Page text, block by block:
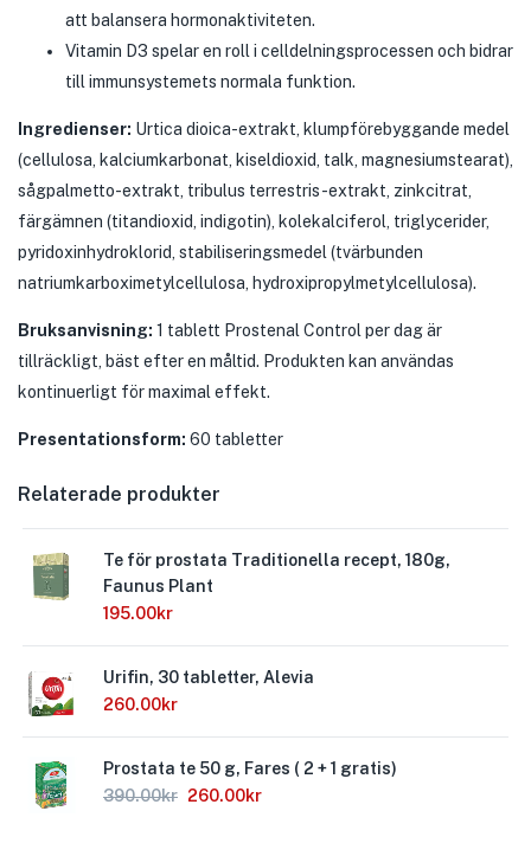
att balansera hormonaktiviteten.
Vitamin D3 spelar en roll i celldelningsprocessen och bidrar
till immunsystemets normala funktion.
Ingredienser: Urtica dioica-extrakt, klumpförebyggande medel
(cellulosa, kalciumkarbonat, kiseldioxid, talk, magnesiumstearat),
sågpalmetto-extrakt, tribulus terrestris-extrakt, zinkcitrat,
färgämnen (titandioxid, indigotin), kolekalciferol, triglycerider,
pyridoxinhydroklorid, stabiliseringsmedel (tvärbunden
natriumkarboximetylcellulosa, hydroxipropylmetylcellulosa).
Bruksanvisning: 1 tablett Prostenal Control per dag är
tillräckligt, bäst efter en måltid. Produkten kan användas
kontinuerligt för maximal effekt.
Presentationsform: 60 tabletter
Relaterade produkter
Te för prostata Traditionella recept, 180g,
Faunus Plant
195.00kr
Urifin, 30 tabletter, Alevia
260.00kr
Prostata te 50 g, Fares ( 2 + 1 gratis)
390.00kr 260.00kr